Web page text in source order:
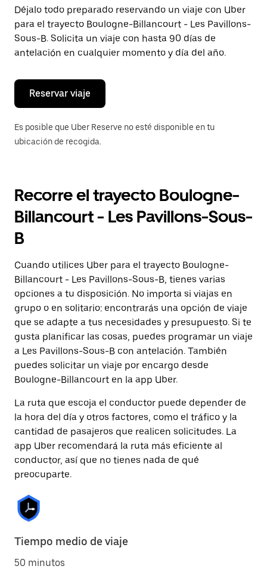
fecha.
Pulsa
el
botón
de
escape
cerrar
calendario.
Déjalo todo preparado reservando un viaje con Uber
para el trayecto Boulogne-Billancourt - Les Pavillons-
Sous-B. Solicita un viaje con hasta 90 días de
antelación en cualquier momento y día del año.
Reservar viaje
Es posible que Uber Reserve no esté disponible en tu
ubicación de recogida.
Recorre el trayecto Boulogne-
Billancourt - Les Pavillons-Sous-
B
Cuando utilices Uber para el trayecto Boulogne-
Billancourt - Les Pavillons-Sous-B, tienes varias
opciones a tu disposición. No importa si viajas en
grupo o en solitario: encontrarás una opción de viaje
que se adapte a tus necesidades y presupuesto. Si te
gusta planificar las cosas, puedes programar un viaje
a Les Pavillons-Sous-B con antelación. También
puedes solicitar un viaje por encargo desde
Boulogne-Billancourt en la app Uber.
La ruta que escoja el conductor puede depender de
la hora del día y otros factores, como el tráfico y la
cantidad de pasajeros que realicen solicitudes. La
app Uber recomendará la ruta más eficiente al
conductor, así que no tienes nada de qué
preocuparte.
Tiempo medio de viaje
50 minutos